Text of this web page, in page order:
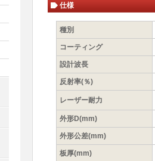
仕様
種別
コーティング
設計波長
反射率(％)
レーザー耐力
外形D(mm)
外形公差(mm)
板厚(mm)